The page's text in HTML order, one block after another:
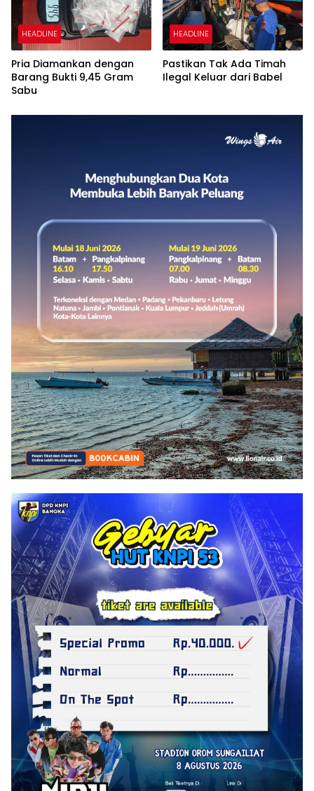
HEADLINE
Pria Diamankan dengan
Barang Bukti 9,45 Gram
Sabu
HEADLINE
Pastikan Tak Ada Timah
Ilegal Keluar dari Babel